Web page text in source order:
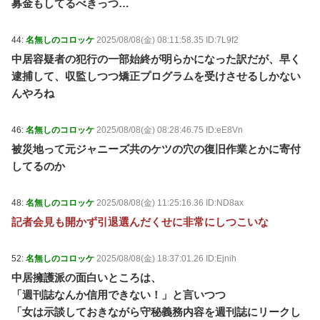
募金もしてるべきっつ…
44: 名無しのコロッケ 2025/08/08(金) 08:11:58.35 ID:7L9f2
中居容疑者の犯行の一部始終が明らかになった訳だが、早く
逮捕して、収監しつつ矯正プログラムを受けさせるしかない
んやろね
46: 名無しのコロッケ 2025/08/08(金) 08:28:46.75 ID:eE8Vn
被災地って元ジャニーズ共のケツの穴の復旧作業とかに寄付
してるのか
48: 名無しのコロッケ 2025/08/08(金) 11:25:16.36 ID:ND8ax
記者会見も開かず引退選んだくせに非常にしつこいな
52: 名無しのコロッケ 2025/08/08(金) 18:37:01.26 ID:Ejnih
中居擁護派の面白いところは、
「週刊誌なんか信用できない！」と言いつつ
「女は示談しておきながら守秘義務内容を週刊誌にリークし